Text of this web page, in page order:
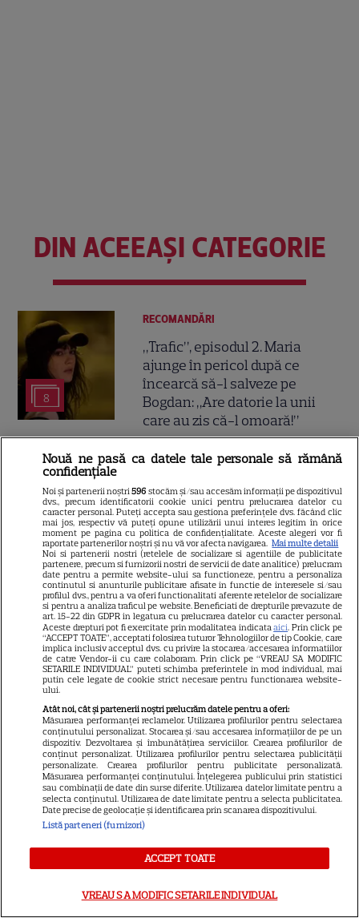
DIN ACEEAȘI CATEGORIE
8
RECOMANDĂRI
„Trafic”, episodul 2. Maria
ajunge în pericol după ce
încearcă să-l salveze pe
Bogdan: „Are datorie la unii
care au zis că-l omoară!”
8
SERIALE ONLINE
Cine este Vlad Mogoș, „băiatul
rău” din serialul TRAFIC: Ce a
simțit când a filmat cu Adela
Popescu
6
SERIALE ONLINE
Tensiune maximă în serialul
„Trafic” de la Pro TV! Ultimatum
de infarct în episodul din 20
iulie 2026: „Simți că-ți scapă
6
SERIALE ONLINE
Destine cu parfum de lavandă:
Când începe sezonul final la
Antena 1
Nouă ne pasă ca datele tale personale să rămână
confidențiale
Noi și partenerii noștri596 stocăm și/sau accesăm informații pe dispozitivul
dvs., precum identificatorii cookie unici pentru prelucrarea datelor cu
caracter personal. Puteți accepta sau gestiona preferințele dvs. făcând clic
mai jos, respectiv vă puteți opune utilizării unui interes legitim în orice
moment pe pagina cu politica de confidențialitate. Aceste alegeri vor fi
raportate partenerilor noștri și nu vă vor afecta navigarea. Mai multe detalii
Noi si partenerii nostri (retelele de socializare si agentiile de publicitate
partenere, precum si furnizorii nostri de servicii de date analitice) prelucram
date pentru a permite website-ului sa functioneze, pentru a personaliza
continutul si anunturile publicitare afisate in functie de interesele si/sau
profilul dvs., pentru a va oferi functionalitati aferente retelelor de socializare
si pentru a analiza traficul pe website. Beneficiati de drepturile prevazute de
art. 15-22 din GDPR in legatura cu prelucrarea datelor cu caracter personal.
Aceste drepturi pot fi exercitate prin modalitatea indicataaici. Prin click pe
“ACCEPT TOATE”, acceptati folosirea tuturor Tehnologiilor de tip Cookie, care
implica inclusiv acceptul dvs. cu privire la stocarea/accesarea informatiilor
de catre Vendor-ii cu care colaboram. Prin click pe “VREAU SA MODIFIC
SETARILE INDIVIDUAL” puteti schimba preferintele in mod individual, mai
putin cele legate de cookie strict necesare pentru functionarea website-
ului.
Atât noi, cât și partenerii noștri prelucrăm datele pentru a oferi:
Măsurarea performanței reclamelor. Utilizarea profilurilor pentru selectarea
conținutului personalizat. Stocarea și/sau accesarea informațiilor de pe un
dispozitiv. Dezvoltarea și îmbunătățirea serviciilor. Crearea profilurilor de
conținut personalizat. Utilizarea profilurilor pentru selectarea publicității
personalizate. Crearea profilurilor pentru publicitate personalizată.
Măsurarea performanței conținutului. Înțelegerea publicului prin statistici
sau combinații de date din surse diferite. Utilizarea datelor limitate pentru a
selecta conținutul. Utilizarea de date limitate pentru a selecta publicitatea.
Date precise de geolocație și identificarea prin scanarea dispozitivului.
Listă parteneri (furnizori)
ACCEPT TOATE
VREAU SA MODIFIC SETARILE INDIVIDUAL